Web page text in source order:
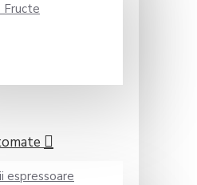
Fructe
espressoare